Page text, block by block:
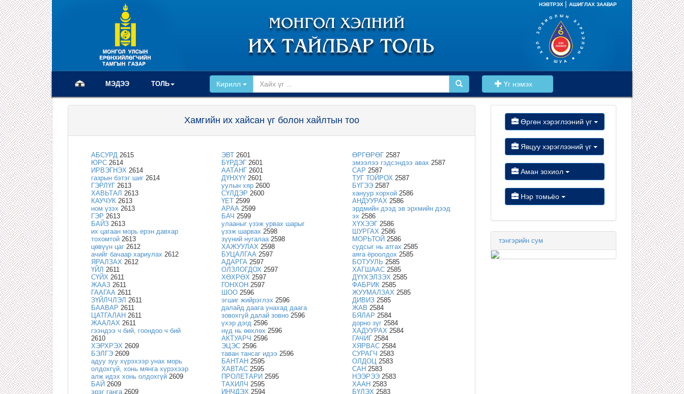
НЭВТРЭХ АШИГЛАХ ЗААВАР
(current)МЭДЭЭ ТОЛЬ Кирилл Үг нэмэх
Хамгийн их хайсан үг болон хайлтын тоо
АБСУРД 2615
ЮРС 2614
ИРВЭГНЭХ 2614
газрын бэтэг шиг 2614
ГЭРЛҮГ 2613
ХАВЬТАЛ 2613
КАУЧУК 2613
ном үзэх 2613
ГЭР 2613
БАЙЗ 2613
их цагаан морь ерэн давхар
тохомтой 2613
цөвүүн цаг 2612
ачийг бачаар хариулах 2612
ЯРАЛЗАХ 2612
ҮЙЛ 2611
СҮЙХ 2611
ЖААЗ 2611
ГААГАА 2611
ЗҮЙЛЧЛЭЛ 2611
БААВАР 2611
ЦАТГАЛАН 2611
ЖААЛАХ 2611
гээндээ ч бий, гоондоо ч бий
2610
ХЭРХРЭХ 2609
БЭЛГЭ 2609
адуу зуу хүрэхээр унах морь
олдохгүй, хонь мянга хүрэхээр
алж идэх хонь олдохгүй 2609
БАЙ 2609
эрэг ганга2609
ЭВТ 2601
БҮРДЭГ 2601
ААТАНГ 2601
ДҮНХҮҮ 2601
уулын хяр 2600
СҮЛДЭР 2600
ҮЕТ 2599
АРАА 2599
БАЧ 2599
улааныг үзэж урвах шарыг
үзэж шарвах 2598
зүүний нугалаа2598
ХАЖУУЛАХ 2598
БУЦАЛГАА 2597
АДАРГА 2597
ОЛЗЛОГДОХ 2597
ХӨХРӨХ 2597
ГОНХОН 2597
ШОО 2596
эгшиг жийрэглэх 2596
далайд даага унахад даага
зовохгүй далай зовно 2596
үхэр дэгд 2596
нүд нь өөхлөх 2596
АКТУАРЧ 2596
ЭЦЭС 2596
таван тансаг идээ 2596
БАНТАН 2595
ХАВТАС 2595
ПРОЛЕТАРИ 2595
ТАХИЛЧ 2595
ИНЧДЭХ 2594
ӨРГӨРӨГ2587
эмээлээ гэдсэндээ авах 2587
САР 2587
ТУГ ТОЙРОХ 2587
БҮГЭЭ2587
хануур хорхой2586
АНДУУРАХ 2586
эрдмийн дээд эв эрхмийн дээд
эх 2586
ХҮХЭЭГ2586
ШУРГАХ 2586
МОРЬТОЙ 2586
судсыг нь атгах 2585
аяга ёроолдох 2585
БОТУУЛЬ 2585
ХАГШААС2585
ДҮҮХЭЛЗЭХ 2585
ФАБРИК2585
ЖУУМАЛЗАХ 2585
ДИВИЗ2585
ЖАВ 2584
БЯЛАР 2584
дорно зүг2584
ХАДУУРАХ 2584
ГАЧИГ2584
ХЯРВАС2584
СУРАГЧ 2583
ОЛДОЦ2583
САН 2583
НЭЭРЭЭ2583
ХААН 2583
БҮЛЭХ 2583
Өргөн хэрэглээний үг
Явцуу хэрэглээний үг
Аман зохиол
Нэр томьёо
тэнгэрийн сум